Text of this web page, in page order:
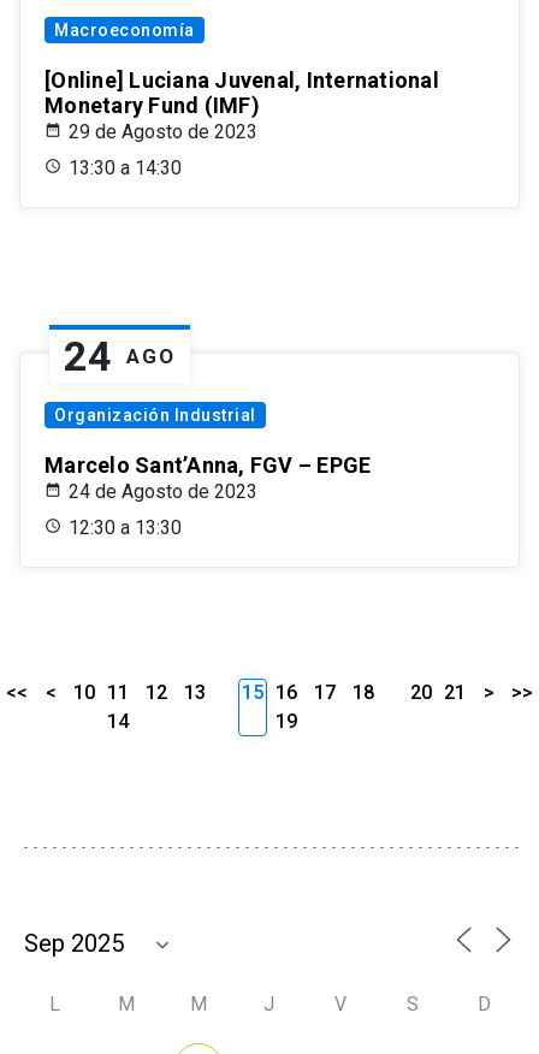
Macroeconomía
[Online] Luciana Juvenal, International
Monetary Fund (IMF)
29 de Agosto de 2023
13:30 a 14:30
24 AGO
Organización Industrial
Marcelo Sant’Anna, FGV – EPGE
24 de Agosto de 2023
12:30 a 13:30
<< < 10 11 12
13
14
15 16 17
18
19
20 21 > >>
L M M J V S D